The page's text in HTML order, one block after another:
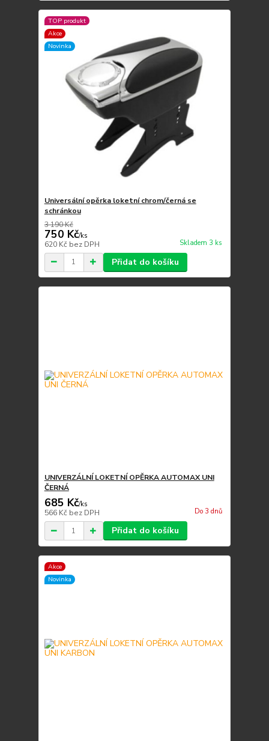
TOP produkt
Akce
Novinka
Universální opěrka loketní chrom/černá se
schránkou
3 190 Kč
750 Kč/ks
620 Kč bez DPH Skladem 3 ks
Přidat do košíku
UNIVERZÁLNÍ LOKETNÍ OPĚRKA AUTOMAX UNI
ČERNÁ
685 Kč/ks
566 Kč bez DPH Do 3 dnů
Přidat do košíku
Akce
Novinka